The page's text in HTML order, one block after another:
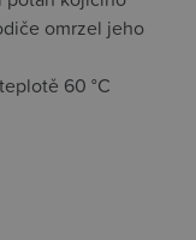
omrzel jeho
60 °C